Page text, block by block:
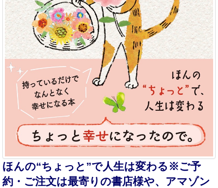
ほんの“ちょっと”で人生は変わる※ご予
約・ご注文は最寄りの書店様や、アマゾン